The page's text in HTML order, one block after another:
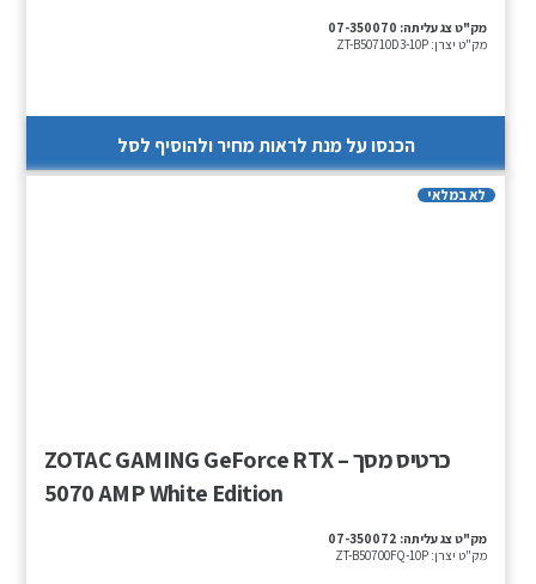
מק"ט צג עליתה: 07-350070
מק"ט יצרן: ZT-B50710D3-10P
הכנסו על מנת לראות מחיר ולהוסיף לסל
לא במלאי
כרטיס מסך – ZOTAC GAMING GeForce RTX
5070 AMP White Edition
מק"ט צג עליתה: 07-350072
מק"ט יצרן: ZT-B50700FQ-10P